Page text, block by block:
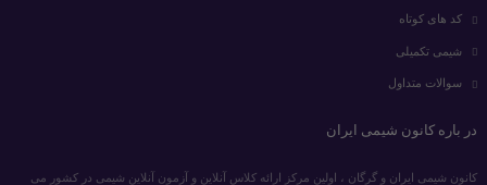
کد های کوتاه
شیمی تکمیلی
سوالات متداول
در باره کانون شیمی ایران
کانون شیمی ایران و گرگان ، اولین مرکز ارائه کلاس آنلاین و آزمون آنلاین شیمی در کشور می